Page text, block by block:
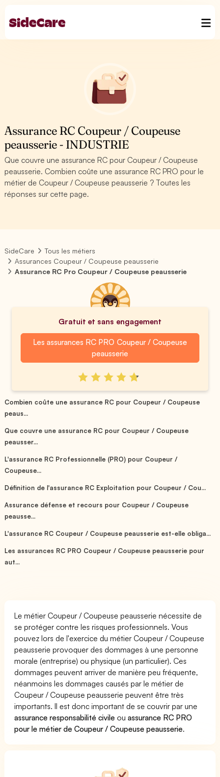
Assurance RC Coupeur / Coupeuse
peausserie - INDUSTRIE
Que couvre une assurance RC pour Coupeur / Coupeuse
peausserie. Combien coûte une assurance RC PRO pour le
métier de Coupeur / Coupeuse peausserie ? Toutes les
réponses sur cette page.
SideCare
Tous les métiers
Assurances Coupeur / Coupeuse peausserie
Assurance RC Pro Coupeur / Coupeuse peausserie
Gratuit et sans engagement
Les assurances RC PRO Coupeur / Coupeuse
peausserie
Combien coûte une assurance RC pour Coupeur / Coupeuse
peaus...
Que couvre une assurance RC pour Coupeur / Coupeuse
peausser...
L'assurance RC Professionnelle (PRO) pour Coupeur /
Coupeuse...
Définition de l'assurance RC Exploitation pour Coupeur / Cou...
Assurance défense et recours pour Coupeur / Coupeuse
peausse...
L'assurance RC Coupeur / Coupeuse peausserie est-elle obliga...
Les assurances RC PRO Coupeur / Coupeuse peausserie pour
aut...
Le métier Coupeur / Coupeuse peausserie nécessite de
se protéger contre les risques professionnels. Vous
pouvez lors de l'exercice du métier Coupeur / Coupeuse
peausserie provoquer des dommages à une personne
morale (entreprise) ou physique (un particulier). Ces
dommages peuvent arriver de manière peu fréquente,
néanmoins les dommages causés par le métier de
Coupeur / Coupeuse peausserie peuvent être très
importants. Il est donc important de se couvrir par une
assurance responsabilité civile ouassurance RC PRO
pour le métier de Coupeur / Coupeuse peausserie.